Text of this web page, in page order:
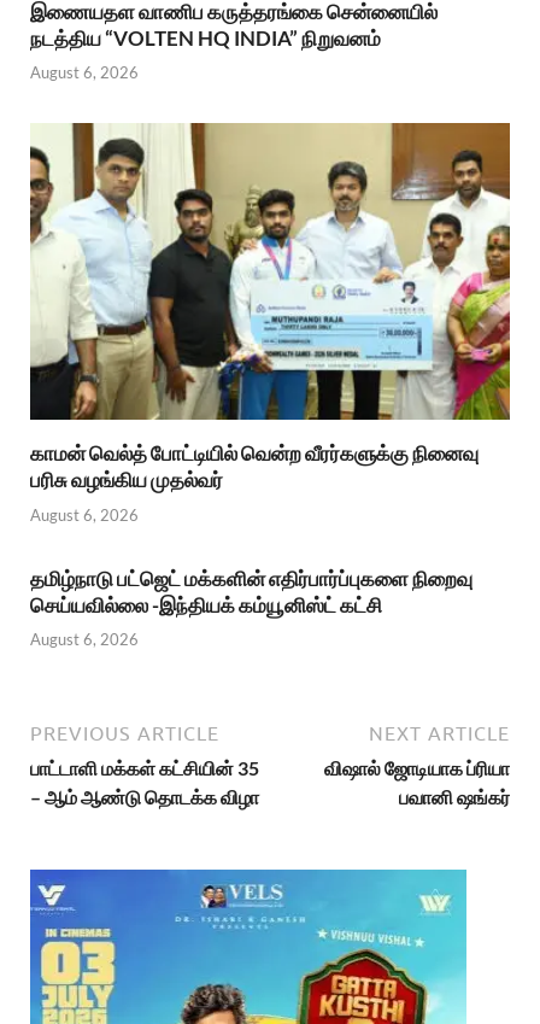
இணையதள வாணிப கருத்தரங்கை சென்னையில்
நடத்திய “VOLTEN HQ INDIA” நிறுவனம்
August 6, 2026
காமன் வெல்த் போட்டியில் வென்ற வீரர்களுக்கு நினைவு
பரிசு வழங்கிய முதல்வர்
August 6, 2026
தமிழ்நாடு பட்ஜெட் மக்களின் எதிர்பார்ப்புகளை நிறைவு
செய்யவில்லை -இந்தியக் கம்யூனிஸ்ட் கட்சி
August 6, 2026
PREVIOUS ARTICLE
பாட்டாளி மக்கள் கட்சியின் 35
– ஆம் ஆண்டு தொடக்க விழா
NEXT ARTICLE
விஷால் ஜோடியாக ப்ரியா
பவானி ஷங்கர்